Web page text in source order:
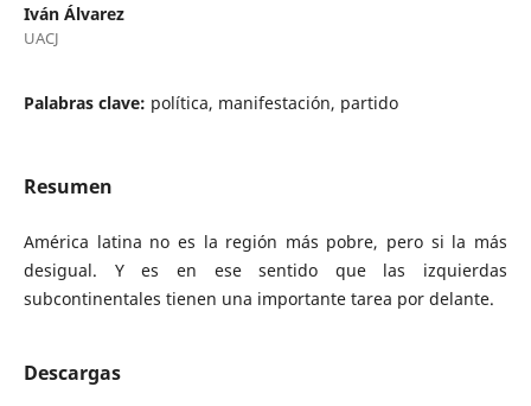
Iván Álvarez
UACJ
Palabras clave: política, manifestación, partido
Resumen
América latina no es la región más pobre, pero si la más
desigual. Y es en ese sentido que las izquierdas
subcontinentales tienen una importante tarea por delante.
Descargas